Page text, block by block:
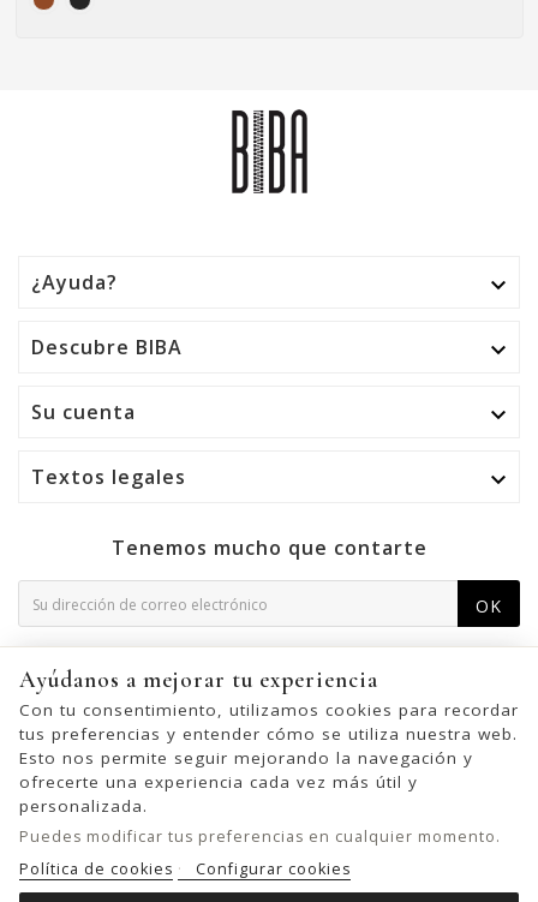
¿Ayuda? 
Descubre BIBA 
Su cuenta 
Textos legales 
Tenemos mucho que contarte
OK
consulte nuestra información de contacto en el aviso legal.
Ayúdanos a mejorar tu experiencia
Con tu consentimiento, utilizamos cookies para recordar
tus preferencias y entender cómo se utiliza nuestra web.
Esto nos permite seguir mejorando la navegación y
ofrecerte una experiencia cada vez más útil y
personalizada.
Puedes modificar tus preferencias en cualquier momento.
Política de cookies
Configurar cookies
© 2026 - United Bags Company S.L. - Todos los derechos reservados.
Inscrita en el Registro Mercantil de Barcelona, Tomo 33286, Libro 228637,
Folio 0083, Sección general, Inscripción 1ª